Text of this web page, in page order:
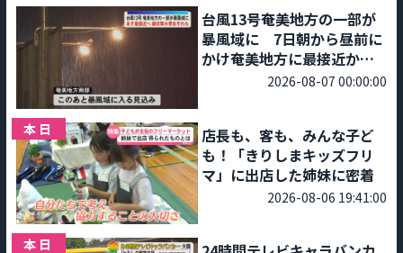
台風13号奄美地方の一部が
暴風域に 7日朝から昼前に
かけ奄美地方に最接近か
線状降水帯発生の恐れも
2026-08-07 00:00:00
本日
店長も、客も、みんな子ど
も！「きりしまキッズフリ
マ」に出店した姉妹に密着
2026-08-06 19:41:00
本日